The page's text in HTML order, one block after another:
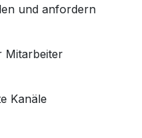
und anfordern
Mitarbeiter
Kanäle